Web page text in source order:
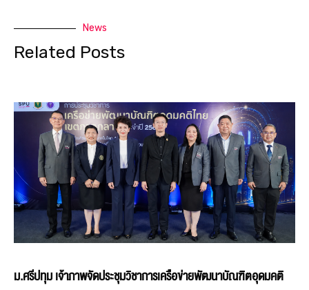
News
Related Posts
ม.ศรีปทุม เจ้าภาพจัดประชุมวิชาการเครือข่ายพัฒนาบัณฑิตอุดมคติ